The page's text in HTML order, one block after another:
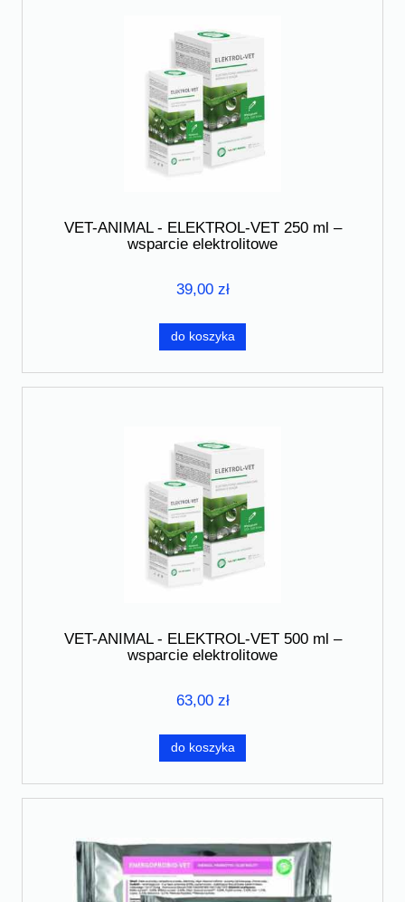
VET-ANIMAL - ELEKTROL-VET 250 ml –
wsparcie elektrolitowe
39,00 zł
do koszyka
VET-ANIMAL - ELEKTROL-VET 500 ml –
wsparcie elektrolitowe
63,00 zł
do koszyka